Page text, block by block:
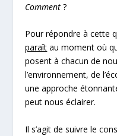
Comment?
Pour répondre à cette
paraît au moment où
posent à chacun de
l’environnement, de
une approche
peut nous éclairer.
Il s’agit de suivre le